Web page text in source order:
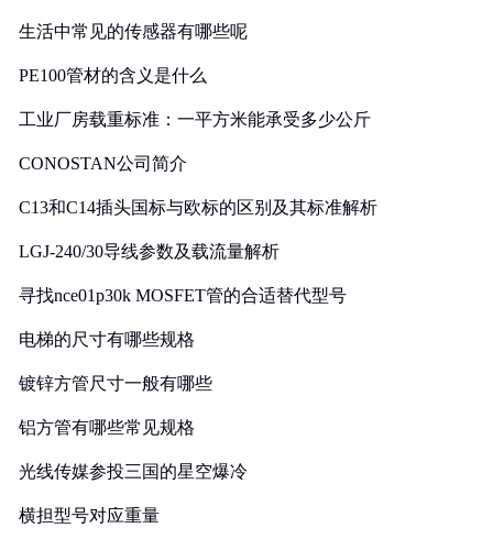
生活中常见的传感器有哪些呢
PE100管材的含义是什么
工业厂房载重标准：一平方米能承受多少公斤
CONOSTAN公司简介
C13和C14插头国标与欧标的区别及其标准解析
LGJ-240/30导线参数及载流量解析
寻找nce01p30k MOSFET管的合适替代型号
电梯的尺寸有哪些规格
镀锌方管尺寸一般有哪些
铝方管有哪些常见规格
光线传媒参投三国的星空爆冷
横担型号对应重量